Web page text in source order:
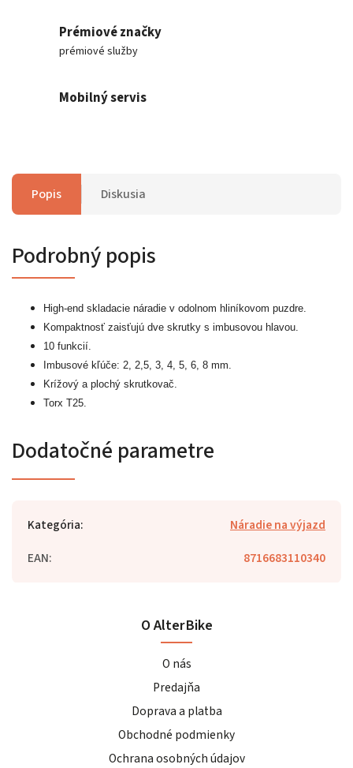
Prémiové značky
prémiové služby
Mobilný servis
Popis Diskusia
Podrobný popis
High-end skladacie náradie v odolnom hliníkovom puzdre.
Kompaktnosť zaisťujú dve skrutky s imbusovou hlavou.
10 funkcií.
Imbusové kľúče: 2, 2,5, 3, 4, 5, 6, 8 mm.
Krížový a plochý skrutkovač.
Torx T25.
Dodatočné parametre
Kategória:
Náradie na výjazd
EAN: 8716683110340
O AlterBike
O nás
Predajňa
Doprava a platba
Obchodné podmienky
Ochrana osobných údajov